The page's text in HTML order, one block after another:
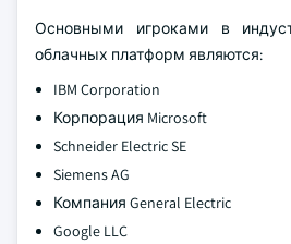
Основными игроками в
облачных платформ являются:
IBM Corporation
Корпорация Microsoft
Schneider Electric SE
Siemens AG
Компания General Electric
Google LLC